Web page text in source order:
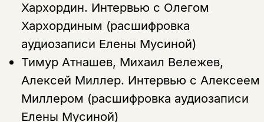
Хархордин. Интервью с Олегом
Хархординым (расшифровка
аудиозаписи Елены Мусиной)
Тимур Атнашев, Михаил Вележев,
Алексей Миллер. Интервью с Алексеем
Миллером (расшифровка аудиозаписи
Елены Мусиной)